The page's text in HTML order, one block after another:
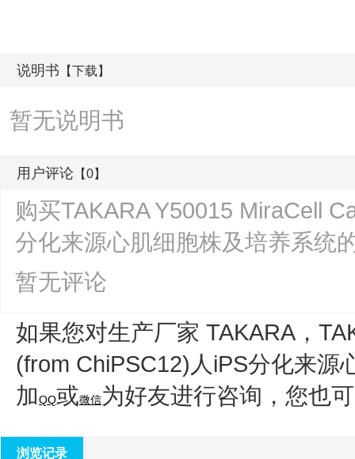
说明书 【下载】
暂无说明书
用户评论 【0】
购买TAKARA Y50015 MiraCell
分化来源心肌细胞株及培养系统
暂无评论
如果您对生产厂家 TAKARA，
(from ChiPSC12)人iPS分化来源
加QQ或微信为好友进行咨询，您也
浏览记录